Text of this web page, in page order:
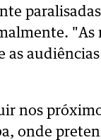
"As
as
nos
onde